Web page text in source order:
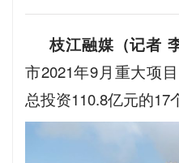
枝江融媒（记者
市2021年9月重大项
总投资110.8亿元的17